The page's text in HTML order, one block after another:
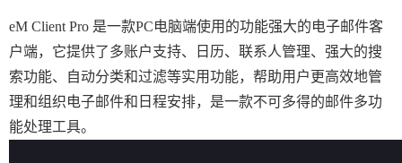
eM Client Pro 是一款PC电脑端使用的功能强大的电子邮件客
户端，它提供了多账户支持、日历、联系人管理、强大的搜
索功能、自动分类和过滤等实用功能，帮助用户更高效地管
理和组织电子邮件和日程安排，是一款不可多得的邮件多功
能处理工具。